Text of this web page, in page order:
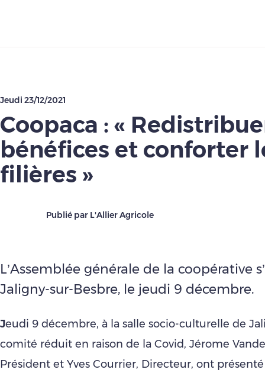
Jeudi 23/12/2021
Coopaca : «
bénéfices et conforter
filières »
Publié par L'Allier Agricole
L’Assemblée générale de la coopérative
Jaligny-sur-Besbre, le jeudi 9 décembre.
Jeudi 9 décembre, à la salle socio-culturelle de
comité réduit en raison de la Covid, Jérome
Président et Yves Courrier, Directeur, ont présenté